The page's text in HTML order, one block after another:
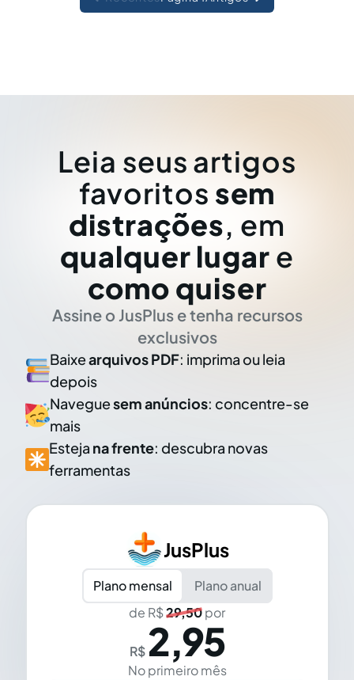
Leia seus artigos
favoritos sem
distrações, em
qualquer lugar e
como quiser
Assine o JusPlus e tenha recursos
exclusivos
Baixearquivos PDF: imprima ou leia
depois
Naveguesem anúncios: concentre-se
mais
Esteja na frente: descubra novas
ferramentas
JusPlus
Plano mensal
Plano anual
de R$29,50por
R$ 2,95
No primeiro mês